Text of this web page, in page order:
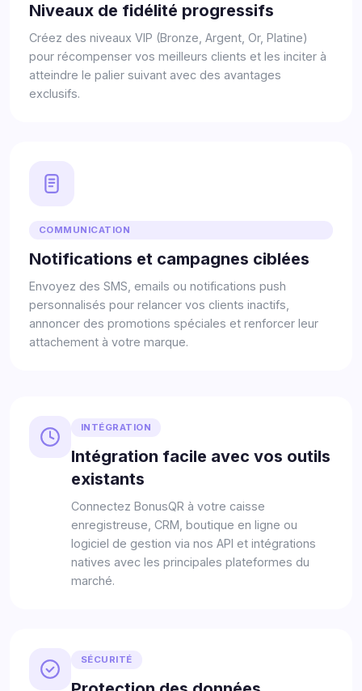
Niveaux de fidélité progressifs
Créez des niveaux VIP (Bronze, Argent, Or, Platine)
pour récompenser vos meilleurs clients et les inciter à
atteindre le palier suivant avec des avantages
exclusifs.
COMMUNICATION
Notifications et campagnes ciblées
Envoyez des SMS, emails ou notifications push
personnalisés pour relancer vos clients inactifs,
annoncer des promotions spéciales et renforcer leur
attachement à votre marque.
INTÉGRATION
Intégration facile avec vos outils
existants
Connectez BonusQR à votre caisse
enregistreuse, CRM, boutique en ligne ou
logiciel de gestion via nos API et intégrations
natives avec les principales plateformes du
marché.
SÉCURITÉ